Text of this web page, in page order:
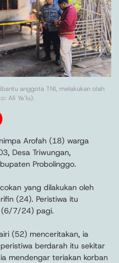
anggota TNI, melakukan olah
Ali Ya’lu).
Arofah (18) warga
Desa Triwungan,
Probolinggo.
yang dilakukan oleh
(24). Peristiwa itu
(6/7/24) pagi.
(52) menceritakan, ia
berdarah itu sekitar
mendengar teriakan korban